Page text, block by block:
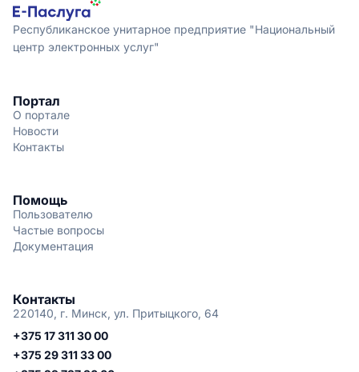
Республиканское унитарное предприятие "Национальный
центр электронных услуг"
Портал
О портале
Новости
Контакты
Помощь
Пользователю
Частые вопросы
Документация
Контакты
220140, г. Минск, ул. Притыцкого, 64
+375 17 311 30 00
+375 29 311 33 00